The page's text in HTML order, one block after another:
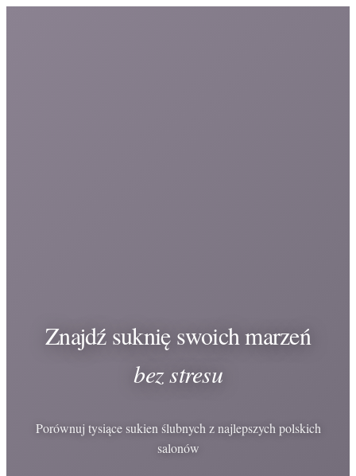
Znajdź suknię swoich marzeń
bez stresu
Porównuj tysiące sukien ślubnych z najlepszych polskich
salonów